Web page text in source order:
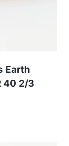
Earth
40 2/3